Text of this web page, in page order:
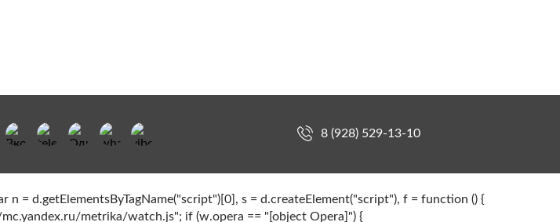
8 (928) 529-13-10
= d.getElementsByTagName("script")[0], s = d.createElement("script"), f = function () {
metrika/watch.js"; if (w.opera == "[object Opera]") {